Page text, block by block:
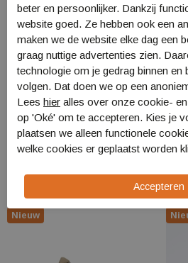
on Cloudrock Mid WP
3MF10161043
on
Nieuw
beter en persoonlijker. Dankzij
website goed. Ze hebben ook een
maken we de website elke dag een
graag nuttige advertenties zien.
technologie om je gedrag binnen en
volgen. Dat doen we op een
Lees hier alles over onze cookie-
op 'Oké' om te accepteren. Kies je
plaatsen we alleen functionele
welke cookies er geplaatst worden